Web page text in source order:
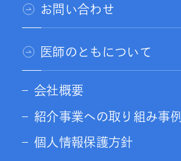
お問い合わせ
医師のともについて
会社概要
紹介事業への取り組み事例
個人情報保護方針